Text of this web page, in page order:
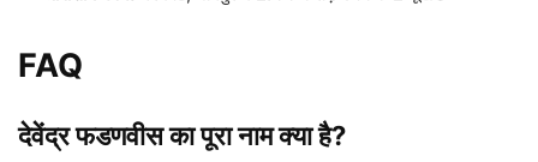
FAQ
देवेंद्र फडणवीस का पूरा नाम क्या है?